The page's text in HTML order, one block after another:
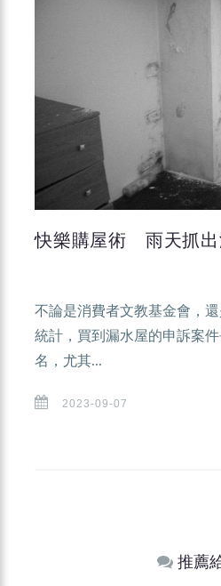
快樂購屋術 雨天抓出
不論是消費者文教基金會，
統計，買到漏水屋的申訴案
名，尤其...
2023-09-07
推薦